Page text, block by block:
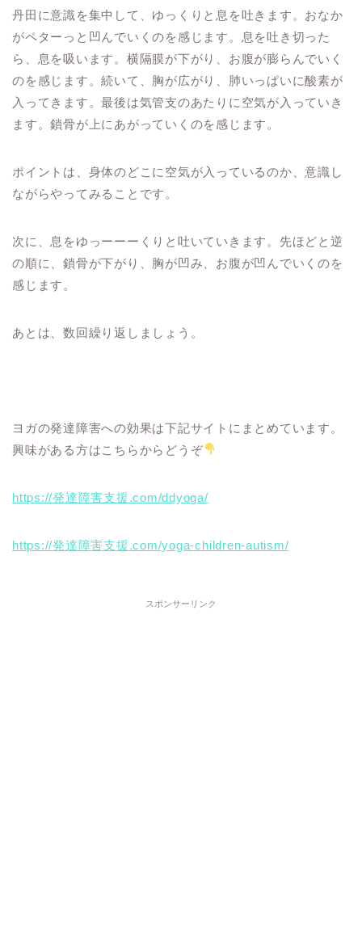
丹田に意識を集中して、ゆっくりと息を吐きます。おなか
がペターっと凹んでいくのを感じます。息を吐き切った
ら、息を吸います。横隔膜が下がり、お腹が膨らんでいく
のを感じます。続いて、胸が広がり、肺いっぱいに酸素が
入ってきます。最後は気管支のあたりに空気が入っていき
ます。鎖骨が上にあがっていくのを感じます。
ポイントは、身体のどこに空気が入っているのか、意識し
ながらやってみることです。
次に、息をゆっーーーくりと吐いていきます。先ほどと逆
の順に、鎖骨が下がり、胸が凹み、お腹が凹んでいくのを
感じます。
あとは、数回繰り返しましょう。
ヨガの発達障害への効果は下記サイトにまとめています。
興味がある方はこちらからどうぞ
https://発達障害支援.com/ddyoga/
https://発達障害支援.com/yoga-children-autism/
スポンサーリンク